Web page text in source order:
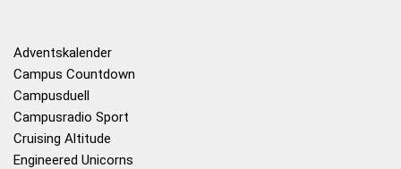
Adventskalender
Campus Countdown
Campusduell
Campusradio Sport
Cruising Altitude
Engineered Unicorns